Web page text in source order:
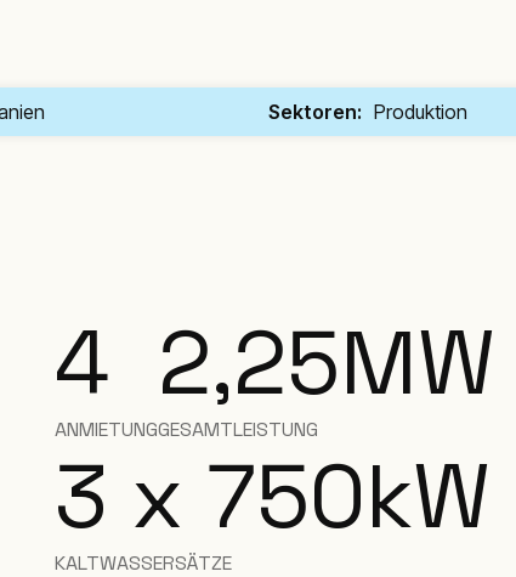
Sektoren: Produktion
4
ANMIETUNG
2,25MW
GESAMTLEISTUNG
3 x 750kW
KALTWASSERSÄTZE